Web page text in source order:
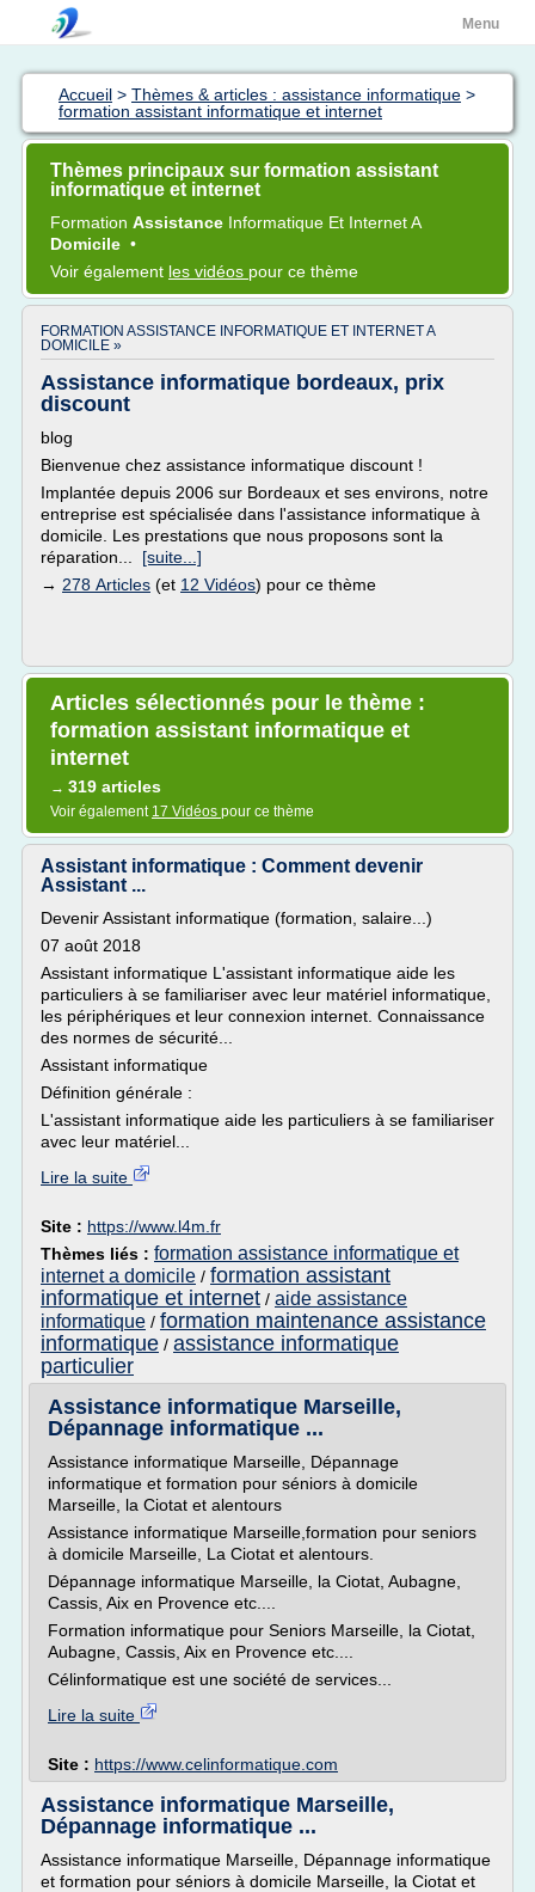
Menu
Accueil > Thèmes & articles : assistance informatique >
formation assistant informatique et internet
Thèmes principaux sur formation assistant
informatique et internet
Formation Assistance Informatique Et InternetA
Domicile •
Voir également les vidéos pour ce thème
FORMATION ASSISTANCE INFORMATIQUE ET INTERNET A
DOMICILE »
Assistance informatique bordeaux, prix
discount
blog
Bienvenue chez assistance informatique discount !
Implantée depuis 2006 sur Bordeaux et ses environs, notre
entreprise est spécialisée dans l'assistance informatique à
domicile. Les prestations que nous proposons sont la
réparation... [suite...]
→ 278 Articles (et 12 Vidéos) pour ce thème
Articles sélectionnés pour le thème :
formation assistant informatique et
internet
→ 319 articles
Voir également 17 Vidéos pour ce thème
Assistant informatique : Comment devenir
Assistant ...
Devenir Assistant informatique (formation, salaire...)
07 août 2018
Assistant informatique L'assistant informatique aide les
particuliers à se familiariser avec leur matériel informatique,
les périphériques et leur connexion internet. Connaissance
des normes de sécurité...
Assistant informatique
Définition générale :
L'assistant informatique aide les particuliers à se familiariser
avec leur matériel...
Lire la suite
Site : https://www.l4m.fr
Thèmes liés : formation assistance informatique et
internet a domicile / formation assistant
informatique et internet / aide assistance
informatique / formation maintenance assistance
informatique / assistance informatique
particulier
Assistance informatique Marseille,
Dépannage informatique ...
Assistance informatique Marseille, Dépannage
informatique et formation pour séniors à domicile
Marseille, la Ciotat et alentours
Assistance informatique Marseille,formation pour seniors
à domicile Marseille, La Ciotat et alentours.
Dépannage informatique Marseille, la Ciotat, Aubagne,
Cassis, Aix en Provence etc....
Formation informatique pour Seniors Marseille, la Ciotat,
Aubagne, Cassis, Aix en Provence etc....
Célinformatique est une société de services...
Lire la suite
Site : https://www.celinformatique.com
Assistance informatique Marseille,
Dépannage informatique ...
Assistance informatique Marseille, Dépannage informatique
et formation pour séniors à domicile Marseille, la Ciotat et